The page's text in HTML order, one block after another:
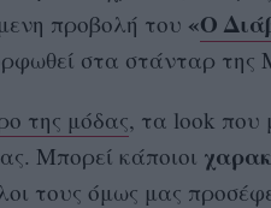
προβολή του «Ο
στα στάνταρ της
της μόδας, τα look που
Μπορεί κάποιοι
τους όμως μας